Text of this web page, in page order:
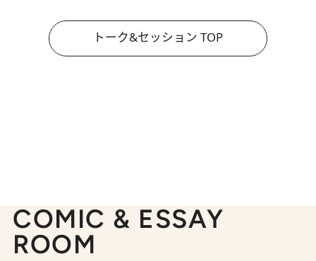
トーク&セッション TOP
COMIC & ESSAY
ROOM